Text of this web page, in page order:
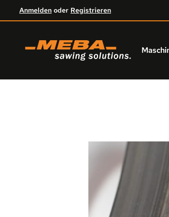
Hauptinhalt springen
Zur Hauptnavigation springen
Anmelden oder Registrieren